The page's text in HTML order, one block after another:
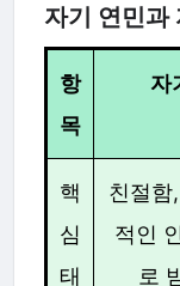
자기 연민과
항
목
자
핵
심
태
친절함
적인
로